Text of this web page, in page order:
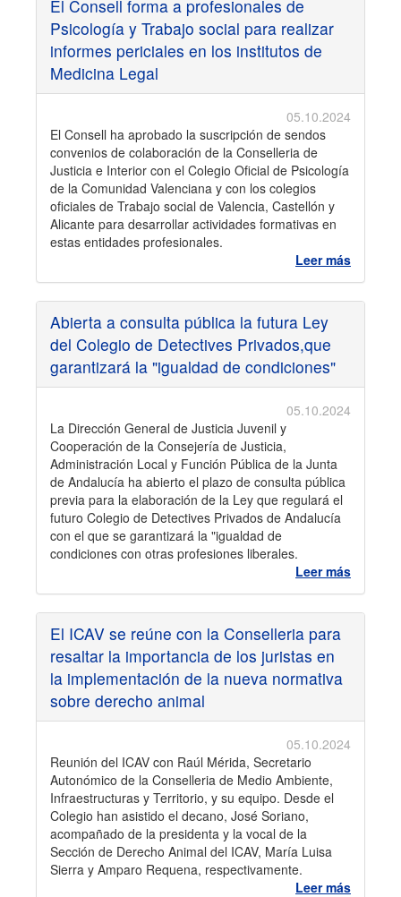
El Consell forma a profesionales de
Psicología y Trabajo social para realizar
informes periciales en los institutos de
Medicina Legal
05.10.2024
El Consell ha aprobado la suscripción de sendos
convenios de colaboración de la Conselleria de
Justicia e Interior con el Colegio Oficial de Psicología
de la Comunidad Valenciana y con los colegios
oficiales de Trabajo social de Valencia, Castellón y
Alicante para desarrollar actividades formativas en
estas entidades profesionales.
Leer más
Abierta a consulta pública la futura Ley
del Colegio de Detectives Privados,que
garantizará la "igualdad de condiciones"
05.10.2024
La Dirección General de Justicia Juvenil y
Cooperación de la Consejería de Justicia,
Administración Local y Función Pública de la Junta
de Andalucía ha abierto el plazo de consulta pública
previa para la elaboración de la Ley que regulará el
futuro Colegio de Detectives Privados de Andalucía
con el que se garantizará la "igualdad de
condiciones con otras profesiones liberales.
Leer más
El ICAV se reúne con la Conselleria para
resaltar la importancia de los juristas en
la implementación de la nueva normativa
sobre derecho animal
05.10.2024
Reunión del ICAV con Raúl Mérida, Secretario
Autonómico de la Conselleria de Medio Ambiente,
Infraestructuras y Territorio, y su equipo. Desde el
Colegio han asistido el decano, José Soriano,
acompañado de la presidenta y la vocal de la
Sección de Derecho Animal del ICAV, María Luisa
Sierra y Amparo Requena, respectivamente.
Leer más